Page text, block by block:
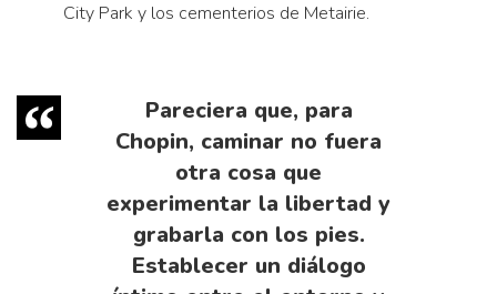
City Park y los cementerios de Metairie.
Pareciera que, para
Chopin, caminar no fuera
otra cosa que
experimentar la libertad y
grabarla con los pies.
Establecer un diálogo